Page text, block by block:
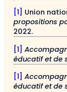
[1] Union
propositions
2022.
[1]
éducatif et de
[1]
éducatif et de